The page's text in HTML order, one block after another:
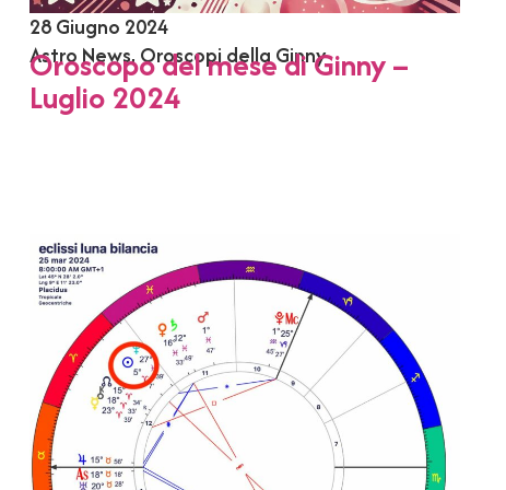
28 Giugno 2024
Astro News,Oroscopi della Ginny
Oroscopo del mese di Ginny –
Luglio 2024